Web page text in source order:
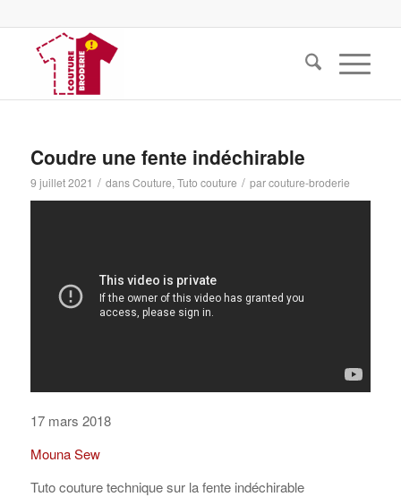
Coudre une fente indéchirable
9 juillet 2021 / dansCouture, Tuto couture / parcouture-broderie
17 mars 2018
Mouna Sew
Tuto couture technique sur la fente indéchirable